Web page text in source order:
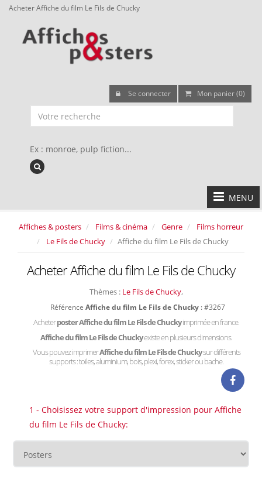
Acheter Affiche du film Le Fils de Chucky
Se connecter Mon panier (0)
Ex : monroe, pulp fiction...
MENU
Affiches & posters Films & cinéma Genre
Films horreur
Le Fils de Chucky
Affiche du film Le Fils de Chucky
Acheter Affiche du film Le Fils de Chucky
Thèmes : Le Fils de Chucky,
Référence Affiche du film Le Fils de Chucky : #3267
Acheterposter Affiche du film Le Fils de Chuckyimprimée en france.
Affiche du film Le Fils de Chuckyexiste en plusieurs dimensions.
Vous pouvez imprimerAffiche du film Le Fils de Chuckysur différents
supports : toiles, aluminium, bois, plexi, forex, sticker ou bache.
1 - Choisissez votre support d'impression pour Affiche
du film Le Fils de Chucky: